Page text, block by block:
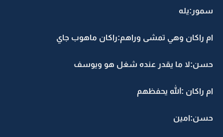
سمور:يله
ام راكان وهي تمشى وراهم:راكان ماهوب جاي
حسن:لا ما يقدر عنده شغل هو ويوسف
ام راكان :الله يحفظهم
حسن:امين